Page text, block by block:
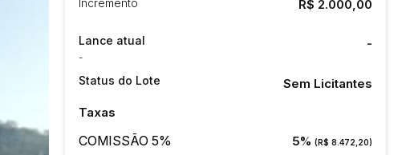
R$ 2.000,00
Lance atual
-
-
Status do Lote
Sem Licitantes
Taxas
COMISSÃO 5% 5% (R$ 8.472,20)